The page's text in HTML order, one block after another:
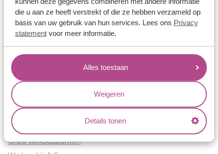
die u aan ze heeft verstrekt of die ze hebben verzameld op
basis van uw gebruik van hun services. Lees ons Privacy
statementvoor meer informatie.
Alles toestaan
Weigeren
Details tonen
Historie
Certificaten
Blogs
Jouw voordelen
Conflictvrije Materialen
Oneindig veel mogelijkheden
Kwaliteit
Juweliers & Contact
Onze verkooppunten